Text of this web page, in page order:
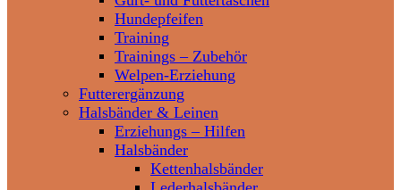
Hundepfeifen
Training
Trainings – Zubehör
Welpen-Erziehung
Futterergänzung
Halsbänder & Leinen
Erziehungs – Hilfen
Halsbänder
Kettenhalsbänder